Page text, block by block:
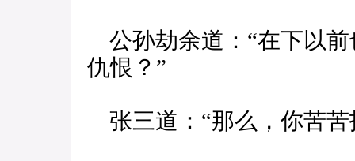
公孙劫余道：“在下以
仇恨？”
张三道：“那么，你苦苦